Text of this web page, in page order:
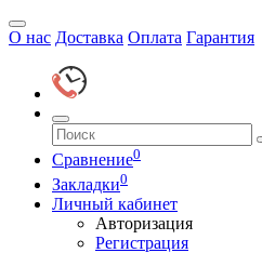
О нас Доставка Оплата Гарантия
Сравнение0
Закладки0
Личный кабинет
Авторизация
Регистрация